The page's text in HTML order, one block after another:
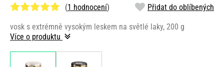
(1 hodnocení) Přidat do oblíbených
vosk s extrémně vysokým leskem na světlé laky, 200 g
Více o produktu